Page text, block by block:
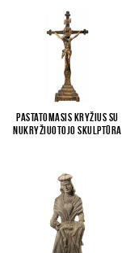
Pastatomasis kryžius su
Nukryžiuotojo skulptūra